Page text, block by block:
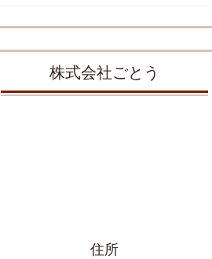
株式会社ごとう
住所